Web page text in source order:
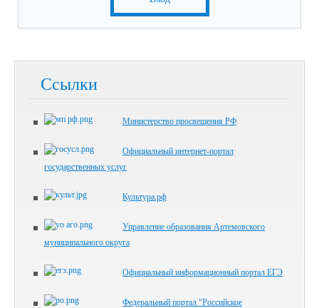
Ссылки
Министерство просвещения РФ
Официальный интернет-портал
государственных услуг
Культура.рф
Управление образования Артемовского
муниципального округа
Официальный информационный портал ЕГЭ
Федеральный портал "Российское